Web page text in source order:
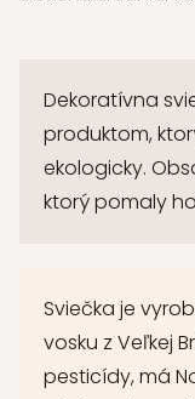
Dekoratívna
produktom,
ekologicky.
ktorý pomaly
Sviečka je
vosku z Veľkej
pesticídy, má